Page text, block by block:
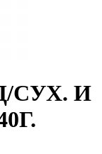
СУХ. И